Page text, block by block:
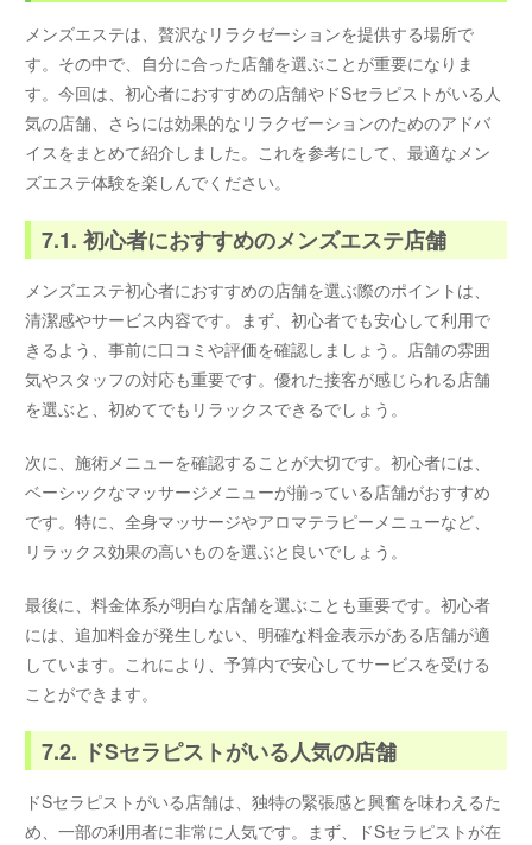
メンズエステは、贅沢なリラクゼーションを提供する場所で
す。その中で、自分に合った店舗を選ぶことが重要になりま
す。今回は、初心者におすすめの店舗やドSセラピストがいる人
気の店舗、さらには効果的なリラクゼーションのためのアドバ
イスをまとめて紹介しました。これを参考にして、最適なメン
ズエステ体験を楽しんでください。
7.1. 初心者におすすめのメンズエステ店舗
メンズエステ初心者におすすめの店舗を選ぶ際のポイントは、
清潔感やサービス内容です。まず、初心者でも安心して利用で
きるよう、事前に口コミや評価を確認しましょう。店舗の雰囲
気やスタッフの対応も重要です。優れた接客が感じられる店舗
を選ぶと、初めてでもリラックスできるでしょう。
次に、施術メニューを確認することが大切です。初心者には、
ベーシックなマッサージメニューが揃っている店舗がおすすめ
です。特に、全身マッサージやアロマテラピーメニューなど、
リラックス効果の高いものを選ぶと良いでしょう。
最後に、料金体系が明白な店舗を選ぶことも重要です。初心者
には、追加料金が発生しない、明確な料金表示がある店舗が適
しています。これにより、予算内で安心してサービスを受ける
ことができます。
7.2. ドSセラピストがいる人気の店舗
ドSセラピストがいる店舗は、独特の緊張感と興奮を味わえるた
め、一部の利用者に非常に人気です。まず、ドSセラピストが在